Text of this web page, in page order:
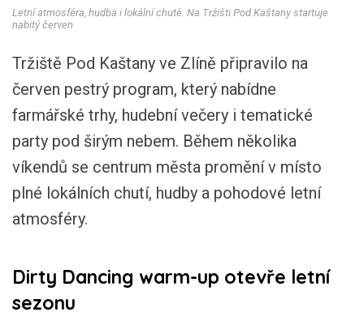
Letní atmosféra, hudba i lokální chutě. Na Tržišti Pod Kaštany startuje
nabitý červen
Tržiště Pod Kaštany ve Zlíně připravilo na
červen pestrý program, který nabídne
farmářské trhy, hudební večery i tematické
party pod širým nebem. Během několika
víkendů se centrum města promění v místo
plné lokálních chutí, hudby a pohodové letní
atmosféry.
Dirty Dancing warm-up otevře letní
sezonu